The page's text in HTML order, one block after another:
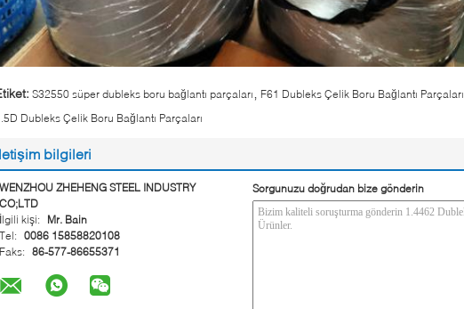
S32550 süper dubleks boru bağlantı parçaları F61 Dubleks Çelik Boru Bağlantı Parçaları
Dubleks Çelik Boru Bağlantı Parçaları
bilgileri
WENZHOU ZHEHENG STEEL INDUSTRY
CO;LTD
İlgili kişi:
Mr. Bain
Tel: 0086 15858820108
Faks: 86-577-86655371
Sorgunuzu doğrudan bize gönderin